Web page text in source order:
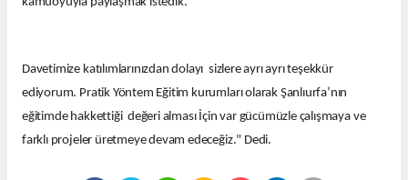
Davetimize katılımlarınızdan dolayı sizlere ayrı ayrı teşekkür
ediyorum. Pratik Yöntem Eğitim kurumları olarak Şanlıurfa’nın
eğitimde hakkettiği değeri alması İçin var gücümüzle çalışmaya ve
farklı projeler üretmeye devam edeceğiz." Dedi.